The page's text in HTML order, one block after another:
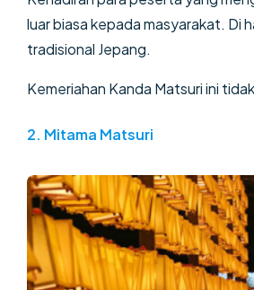
luar biasa kepada masyarakat. Di
tradisional Jepang.
Kemeriahan Kanda Matsuri ini
2. Mitama Matsuri